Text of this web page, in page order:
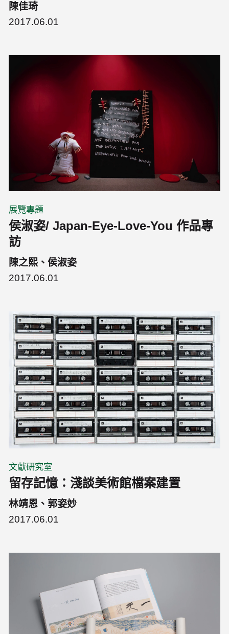
陳佳琦
2017.06.01
展覽專題
侯淑姿/ Japan-Eye-Love-You 作品專
訪
陳之熙、侯淑姿
2017.06.01
文獻研究室
留存記憶：淺談美術館檔案建置
林靖恩、郭姿妙
2017.06.01